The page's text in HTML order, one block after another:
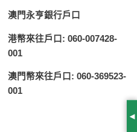
澳門永亨銀行戶口
港幣來往戶口 : 060-007428-
001
澳門幣來往戶口 : 060-369523-
001